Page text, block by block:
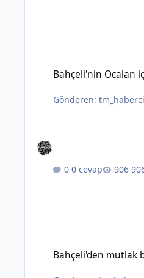
Bahçeli'nin Öcalan
Gönderen:tm_haberci
0 cevap
Bahçeli'den mutlak